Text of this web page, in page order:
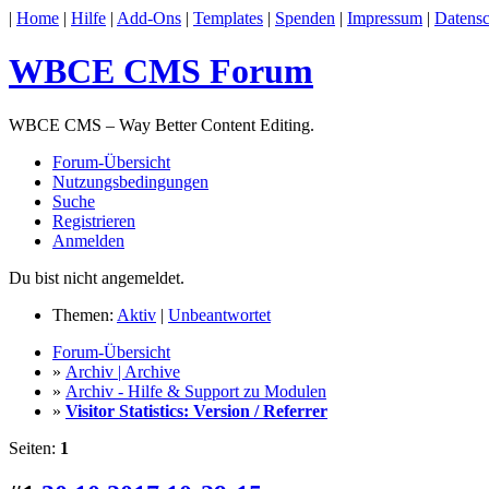
| Home | Hilfe | Add-Ons | Templates | Spenden | Impressum |
WBCE CMS Forum
WBCE CMS – Way Better Content Editing.
Forum-Übersicht
Nutzungsbedingungen
Suche
Registrieren
Anmelden
Du bist nicht angemeldet.
Themen: Aktiv | Unbeantwortet
Forum-Übersicht
» Archiv | Archive
» Archiv - Hilfe & Support zu Modulen
» Visitor Statistics: Version / Referrer
Seiten: 1